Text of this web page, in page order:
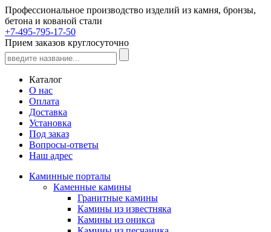
Профессиональное производство изделий из камня, бронзы,
бетона и кованой стали
+7-495-795-17-50
Прием заказов круглосуточно
Каталог
О нас
Оплата
Доставка
Установка
Под заказ
Вопросы-ответы
Наш адрес
Каминные порталы
Каменные камины
Гранитные камины
Камины из известняка
Камины из оникса